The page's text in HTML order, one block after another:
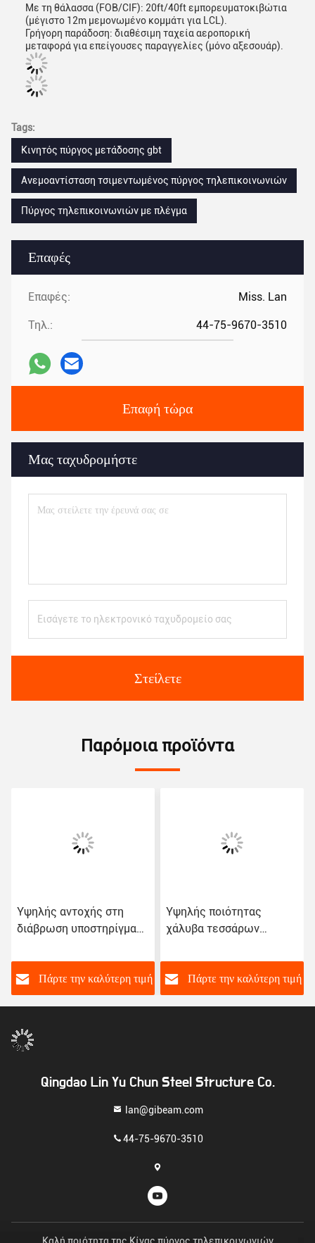
Επαφές
Επαφές: Miss. Lan
Τηλ.: 44-75-9670-3510
Επαφή τώρα
Μας ταχυδρομήστε
Στείλετε
Με τη θάλασσα (FOB/CIF): 20ft/40ft εμπορευματοκιβώτια
(μέγιστο 12m μεμονωμένο κομμάτι για LCL).
Γρήγορη παράδοση: διαθέσιμη ταχεία αεροπορική
μεταφορά για επείγουσες παραγγελίες (μόνο αξεσουάρ).
Tags:
Κινητός πύργος μετάδοσης gbt
Ανεμοαντίσταση τσιμεντωμένος πύργος τηλεπικοινωνιών
Πύργος τηλεπικοινωνιών με πλέγμα
Παρόμοια προϊόντα
Υψηλής αντοχής στη
διάβρωση υποστηρίγματα
σωλήνα για εξοπλισμό 4G
5G, αρθρωτός
σχεδιασμός
πολλαπλά σενάρια και
γρήγορη εγκατάσταση
Πάρτε την καλύτερη τιμή
Υψηλής ποιότητας
χάλυβα τεσσάρων
γωνία χάλυβα πύργος
εργοστάσιο άμεση
πώληση
Πάρτε την καλύτερη τιμή
Qingdao Lin Yu Chun Steel Structure Co.
lan@gibeam.com
44-75-9670-3510